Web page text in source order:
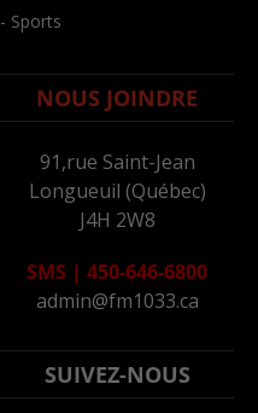
- Sports
NOUS JOINDRE
91,rue Saint-Jean
Longueuil (Québec)
J4H 2W8
SMS | 450-646-6800
admin@fm1033.ca
SUIVEZ-NOUS